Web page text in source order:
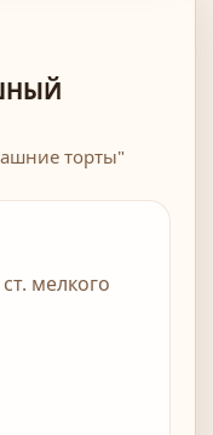
торты"
мелкого